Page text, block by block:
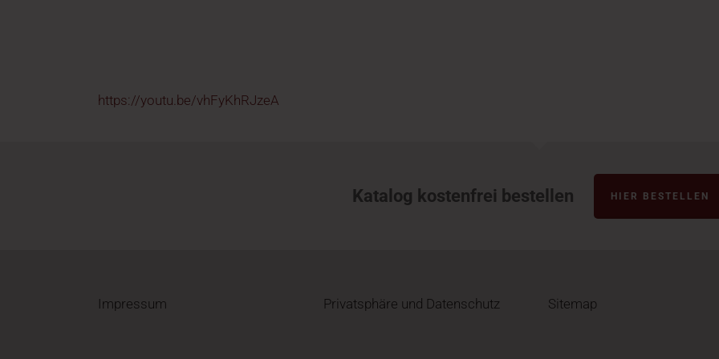
https://youtu.be/vhFyKhRJzeA
Katalog kostenfrei bestellen HIER BESTELLEN
Impressum Privatsphäre und Datenschutz Sitemap